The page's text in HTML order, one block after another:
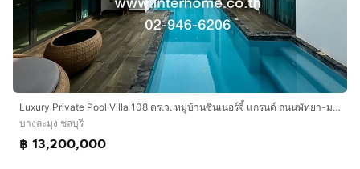
Luxury Private Pool Villa 108 ตร.ว. หมู่บ้านซินเนอร์จี้ แกรนด์ ถนนพัทยา-มาบตาพุด ถนนทุ่งกลม-ตาลหมัน บางละมุง ชลบุรี
บางละมุง ชลบุรี
฿ 13,200,000